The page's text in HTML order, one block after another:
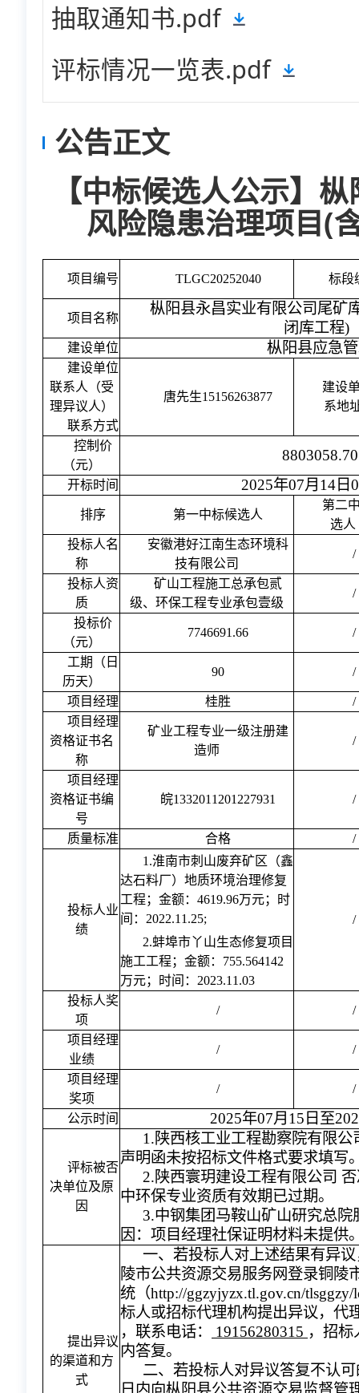
抽取通知书.pdf
评标情况一览表.pdf
公告正文
【中标候选人公示】
风险隐患治理项目(
项目编号 TLGC20252040 标段
项目名称
枞阳县永昌实业有限公司尾矿
闭库工程)
建设单位 枞阳县应急
建设单位
联系人（受
理异议人）
联系方式
唐先生15156263877
建设
系地
控制价
（元）
开标时间 2025年07月14日
排序 第一中标候选人
第二
选人
投标人名
称
安徽港好江南生态环境科
技有限公司
/
投标人资
质
矿山工程施工总承包贰
级、环保工程专业承包壹级
/
投标价
（元）
7746691.66 /
工期（日
历天）
90 /
项目经理 桂胜
/
项目经理
资格证书名
称
矿业工程专业一级注册建
造师
/
项目经理
资格证书编
号
皖1332011201227931 /
质量标准 合格 /
投标人业
绩
1.淮南市刺山废弃矿区（鑫
达石料厂）地质环境治理修复
工程；金额：4619.96万元；时
间：2022.11.25;
2.蚌埠市丫山生态修复项目
施工工程；金额：755.564142
万元；时间：2023.11.03
/
投标人奖
项
/ /
项目经理
业绩
/ /
项目经理
奖项
/ /
公示时间 2025年07月15日至
评标被否
决单位及原
因
1.陕西核工业工程勘察院有限
声明函未按招标文件格式要求填写
2.陕西寰玥建设工程有限公司
中环保专业资质有效期已过期。
3.中钢集团马鞍山矿山研究总
因：项目经理社保证明材料未提供
提出异议
的渠道和方
式
一、若投标人对上述结果有异
陵市公共资源交易服务网登录铜陵
统（http://ggzyjyzx.tl.gov.cn/
标人或招标代理机构提出异议，代
，联系电话：
19156280315 ，招标
内答复。
二、若投标人对异议答复不认
日内向枞阳县公共资源交易监督管